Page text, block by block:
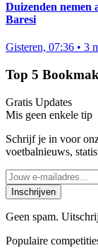
Duizenden nemen
Baresi
Gisteren, 07:36 • 3
Top 5
Gratis Updates
Mis geen enkele tip
Schrijf je in voor
voetbalnieuws,
Inschrijven
Geen spam.
Populaire